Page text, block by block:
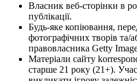
Власник веб-сторінки в
публікації.
Будь-яке копіювання,
фотографічних творів та/
правовласника Getty
Матеріали сайту
старше 21 року (21+).